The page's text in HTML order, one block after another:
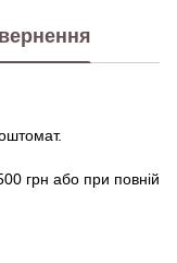
грн або при повній